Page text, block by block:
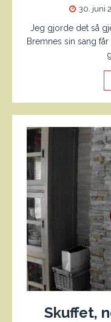
30. juni
Jeg gjorde det så
Bremnes sin sang
Skuffet,